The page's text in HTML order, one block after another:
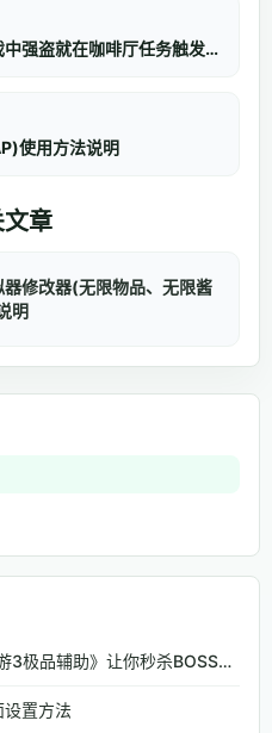
《审判之逝湮灭的记忆》游戏中强盗就在咖啡厅任务触发方法
使用方法说明
章
修改器(无限物品、无限酱
明
提升游戏实力！《造梦西游3极品辅助》让你秒杀BOSS、逆天属性一键修改
设置方法